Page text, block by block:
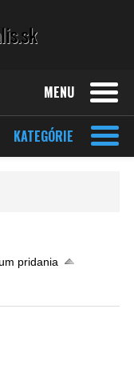
MENU
KATEGÓRIE
pridania